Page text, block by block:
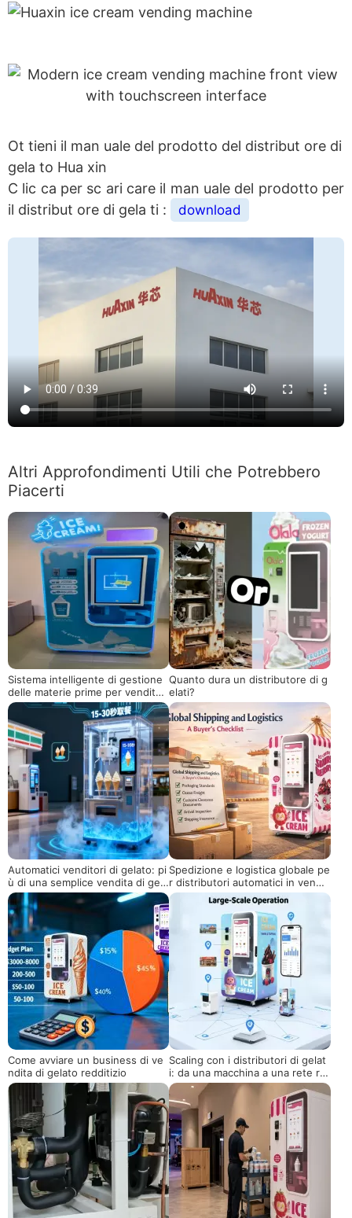
Ot tieni il man uale del prodotto del distribut ore di
gela to Hua xin
C lic ca per sc ari care il man uale del prodotto per
il distribut ore di gela ti :
download
Altri Approfondimenti Utili che Potrebbero
Piacerti
Sistema intelligente di gestione
delle materie prime per venditori
di gelato testati
Quanto dura un distributore di g
elati?
Automatici venditori di gelato: pi
ù di una semplice vendita di gela
to, una soluzione di nuova gene
razione per i consumatori
Spedizione e logistica globale pe
r distributori automatici in vendit
a: una lista di controllo per l'acq
Come avviare un business di ve
ndita di gelato redditizio
Scaling con i distributori di gelat
i: da una macchina a una rete re
dditizia